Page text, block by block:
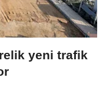
yeni trafik